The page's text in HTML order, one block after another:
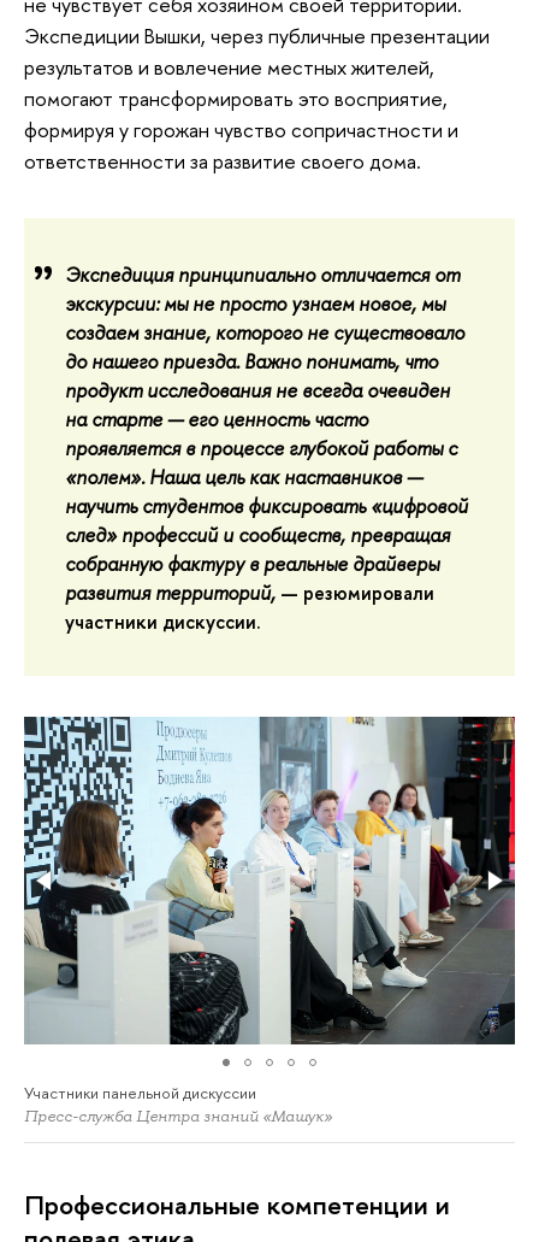
Экспедиции Вышки, через публичные презентации
результатов и вовлечение местных жителей,
помогают трансформировать это восприятие,
формируя у горожан чувство сопричастности и
ответственности за развитие своего дома.
Экспедиция принципиально отличается от
экскурсии: мы не просто узнаем новое, мы
создаем знание, которого не существовало
до нашего приезда. Важно понимать, что
продукт исследования не всегда очевиден
на старте — его ценность часто
проявляется в процессе глубокой работы с
«полем». Наша цель как наставников —
научить студентов фиксировать «цифровой
след» профессий и сообществ, превращая
собранную фактуру в реальные драйверы
развития территорий, — резюмировали
участники дискуссии.
Участники панельной дискуссии
Пресс-служба Центра знаний «Машук»
​Профессиональные компетенции и